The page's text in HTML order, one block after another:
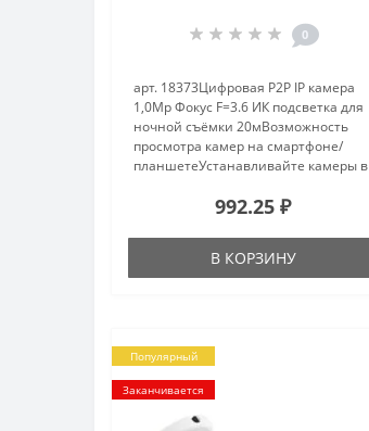
0
арт. 18373Цифровая P2P IP камера
1,0Mp Фокус F=3.6 ИК подсветка для
ночной съёмки 20мВозможность
просмотра камер на смартфоне/
планшетеУстанавливайте камеры в
интернета и подключайте все к
план..
992.25 ₽
В КОРЗИНУ
Популярный
Заканчивается